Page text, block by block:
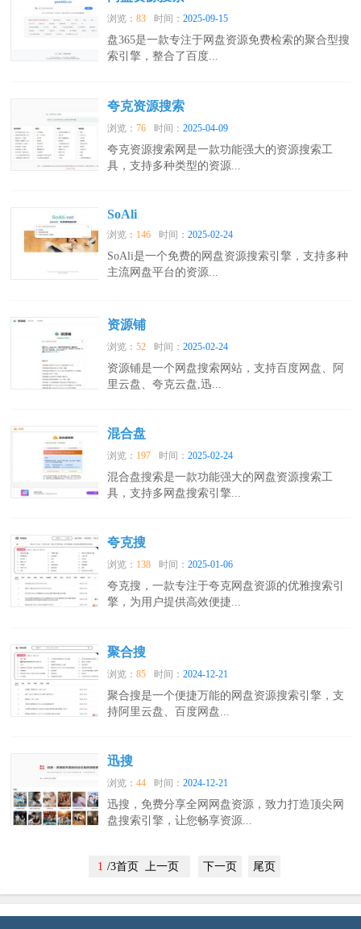
浏览：83 时间：2025-09-15
盘365是一款专注于网盘资源免费检索的聚合型搜
索引擎，整合了百度...
夸克资源搜索
浏览：76 时间：2025-04-09
夸克资源搜索网是一款功能强大的资源搜索工
具，支持多种类型的资源...
SoAli
浏览： 146 时间：2025-02-24
SoAli是一个免费的网盘资源搜索引擎，支持多种
主流网盘平台的资源...
资源铺
浏览：52 时间：2025-02-24
资源铺是一个网盘搜索网站，支持百度网盘、阿
里云盘、夸克云盘,迅...
混合盘
浏览： 197 时间：2025-02-24
混合盘搜索是一款功能强大的网盘资源搜索工
具，支持多网盘搜索引擎...
夸克搜
浏览： 138 时间：2025-01-06
夸克搜，一款专注于夸克网盘资源的优雅搜索引
擎，为用户提供高效便捷...
聚合搜
浏览：85 时间：2024-12-21
聚合搜是一个便捷万能的网盘资源搜索引擎，支
持阿里云盘、百度网盘...
迅搜
浏览：44 时间：2024-12-21
迅搜，免费分享全网网盘资源，致力打造顶尖网
盘搜索引擎，让您畅享资源...
1 /3首页 上一页 下一页 尾页